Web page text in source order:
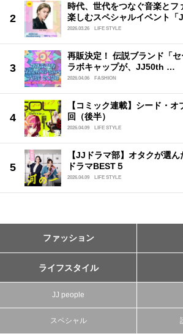
時代、世代をつなぐ音楽とフ
楽しむスペシャルイベント
2026.03.26 LIFE STYLE
再販決定！ 伝説ブランド「
ラボキャップが、JJ50th …
2026.04.06 FASHION
【コミック連載】シード・
回（後半）
2026.04.09 LIFE STYLE
【JJドラマ部】オタクが選
ドラマBEST５
2026.04.09 LIFE STYLE
ファッション
ライフスタイル
JJ people
スペシャル